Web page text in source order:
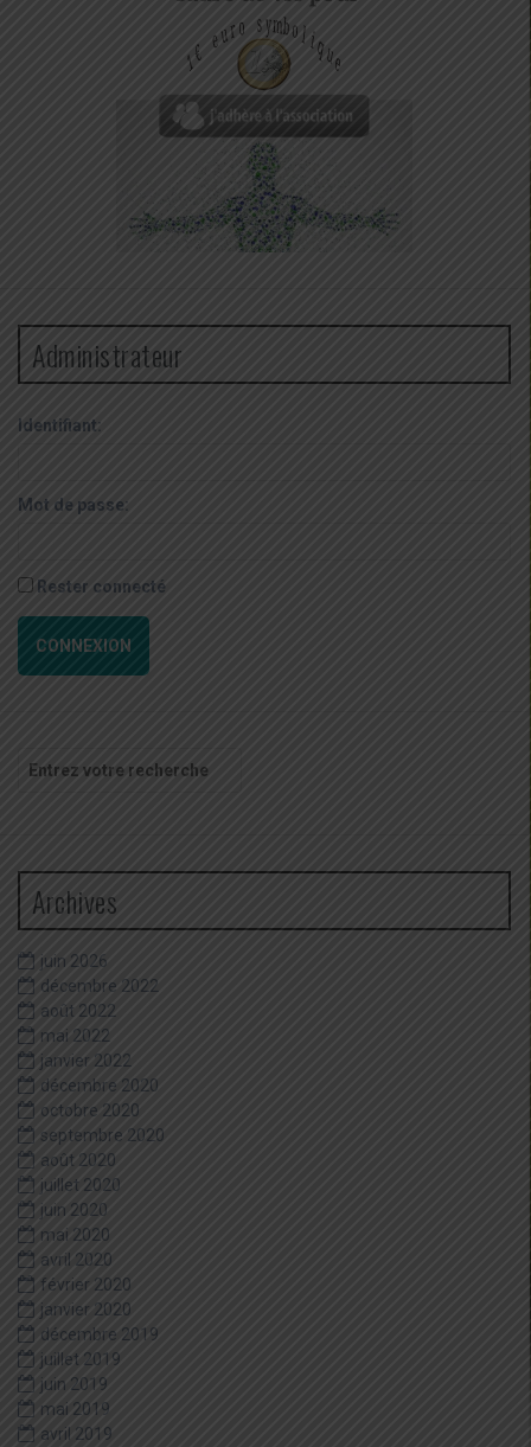
Administrateur
Identifiant:
Mot de passe:
Rester connecté
CONNEXION
pour
Archives
juin 2026
décembre 2022
août 2022
mai 2022
janvier 2022
décembre 2020
octobre 2020
septembre 2020
août 2020
juillet 2020
juin 2020
mai 2020
avril 2020
février 2020
janvier 2020
décembre 2019
juillet 2019
juin 2019
mai 2019
avril 2019